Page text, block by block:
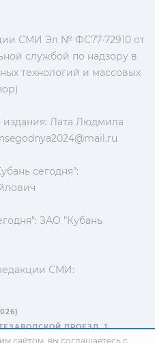
СМИ Эл № ФС77-72910 от
службой по надзору в
технологий и массовых
издания: Лата Людмила
сегодня":
ЗАО "Кубань
СМИ:
ПРОЕЗД, 1
сайтом, вы соглашаетесь с